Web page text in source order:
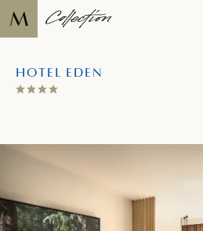
HOTEL EDEN